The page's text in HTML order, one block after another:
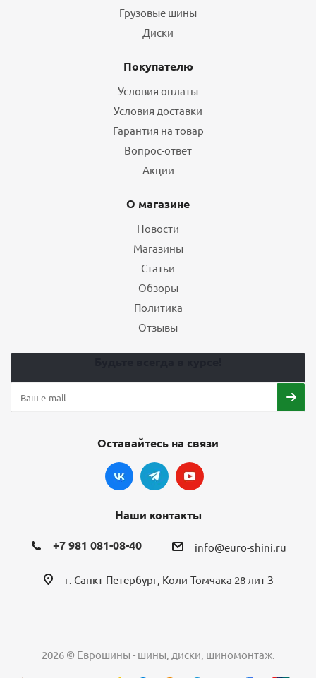
Грузовые шины
Диски
Покупателю
Условия оплаты
Условия доставки
Гарантия на товар
Вопрос-ответ
Акции
О магазине
Новости
Магазины
Статьи
Обзоры
Политика
Отзывы
Оставайтесь на связи
Наши контакты
+7 981 081-08-40 info@euro-shini.ru
г. Санкт-Петербург, Коли-Томчака 28 лит З
2026 © Еврошины - шины, диски, шиномонтаж.